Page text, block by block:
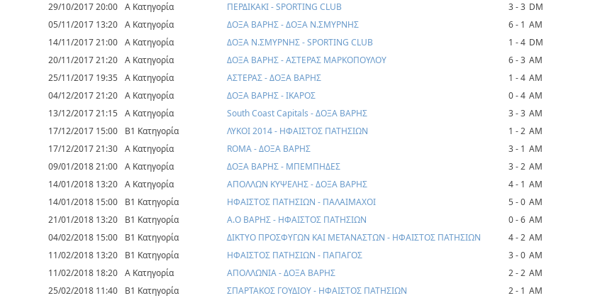
29/10/2017 20:00 Α Κατηγορία ΠΕΡΔΙΚΑΚΙ - SPORTING CLUB 3 - 3 DM
05/11/2017 13:20 Α Κατηγορία ΔΟΞΑ ΒΑΡΗΣ - ΔΟΞΑ Ν.ΣΜΥΡΝΗΣ 6 - 1 AM
14/11/2017 21:00 Α Κατηγορία ΔΟΞΑ Ν.ΣΜΥΡΝΗΣ - SPORTING CLUB 1 - 4 DM
20/11/2017 21:20 Α Κατηγορία ΔΟΞΑ ΒΑΡΗΣ - ΑΣΤΕΡΑΣ ΜΑΡΚΟΠΟΥΛΟΥ 6 - 3 AM
25/11/2017 19:35 Α Κατηγορία ΑΣΤΕΡΑΣ - ΔΟΞΑ ΒΑΡΗΣ 1 - 4 AM
04/12/2017 21:20 Α Κατηγορία ΔΟΞΑ ΒΑΡΗΣ - ΙΚΑΡΟΣ 0 - 4 AM
13/12/2017 21:15 Α Κατηγορία South Coast Capitals - ΔΟΞΑ ΒΑΡΗΣ 3 - 3 AM
17/12/2017 15:00
Β1 Κατηγορία ΛΥΚΟΙ 2014 - ΗΦΑΙΣΤΟΣ ΠΑΤΗΣΙΩΝ 1 - 2 AM
17/12/2017 21:30 Α Κατηγορία ROMA - ΔΟΞΑ ΒΑΡΗΣ 3 - 1 AM
09/01/2018 21:00 Α Κατηγορία ΔΟΞΑ ΒΑΡΗΣ - ΜΠΕΜΠΗΔΕΣ 3 - 2 AM
14/01/2018 13:20 Α Κατηγορία ΑΠΟΛΛΩΝ ΚΥΨΕΛΗΣ - ΔΟΞΑ ΒΑΡΗΣ 4 - 1 AM
14/01/2018 15:00
Β1 Κατηγορία ΗΦΑΙΣΤΟΣ ΠΑΤΗΣΙΩΝ - ΠΑΛΑΙΜΑΧΟΙ 5 - 0 AM
21/01/2018 13:20
Β1 Κατηγορία Α.Ο ΒΑΡΗΣ - ΗΦΑΙΣΤΟΣ ΠΑΤΗΣΙΩΝ 0 - 6 AM
04/02/2018 15:00
Β1 Κατηγορία ΔΙΚΤΥΟ ΠΡΟΣΦΥΓΩΝ ΚΑΙ ΜΕΤΑΝΑΣΤΩΝ - ΗΦΑΙΣΤΟΣ ΠΑΤΗΣΙΩΝ 4 - 2 AM
11/02/2018 13:20
Β1 Κατηγορία ΗΦΑΙΣΤΟΣ ΠΑΤΗΣΙΩΝ - ΠΑΠΑΓΟΣ 3 - 0 AM
11/02/2018 18:20 Α Κατηγορία ΑΠΟΛΛΩΝΙΑ - ΔΟΞΑ ΒΑΡΗΣ 2 - 2 AM
25/02/2018 11:40
Β1 Κατηγορία ΣΠΑΡΤΑΚΟΣ ΓΟΥΔΙΟΥ - ΗΦΑΙΣΤΟΣ ΠΑΤΗΣΙΩΝ 2 - 1 AM